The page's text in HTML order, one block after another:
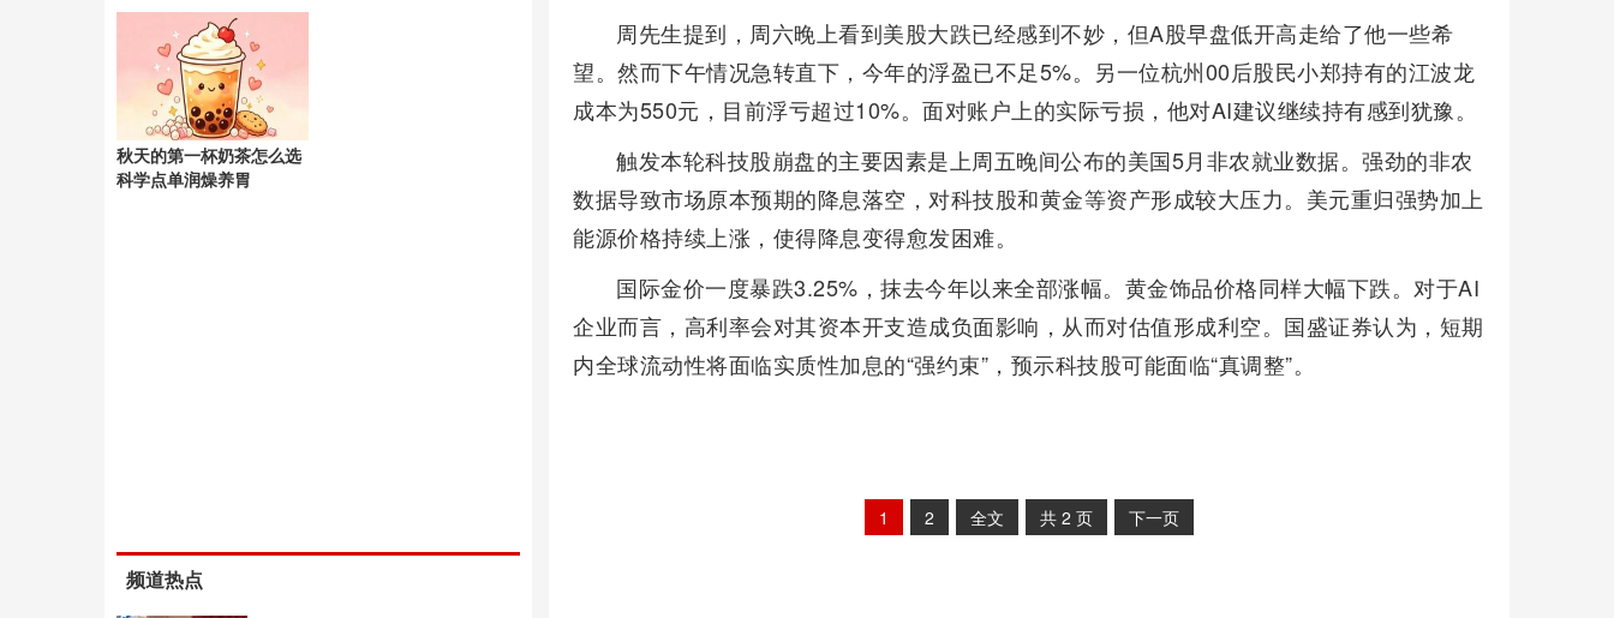
周先生提到，周六晚上看到美股大跌已经感到不妙，但A股早盘低开高走给了他一些希
望。然而下午情况急转直下，今年的浮盈已不足5%。另一位杭州00后股民小郑持有的江波龙
成本为550元，目前浮亏超过10%。面对账户上的实际亏损，他对AI建议继续持有感到犹豫。
触发本轮科技股崩盘的主要因素是上周五晚间公布的美国5月非农就业数据。强劲的非农
数据导致市场原本预期的降息落空，对科技股和黄金等资产形成较大压力。美元重归强势加上
能源价格持续上涨，使得降息变得愈发困难。
国际金价一度暴跌3.25%，抹去今年以来全部涨幅。黄金饰品价格同样大幅下跌。对于AI
企业而言，高利率会对其资本开支造成负面影响，从而对估值形成利空。国盛证券认为，短期
内全球流动性将面临实质性加息的“强约束”，预示科技股可能面临“真调整”。
1 2 全文 共 2 页 下一页
秋天的第一杯奶茶怎么选
科学点单润燥养胃
频道热点